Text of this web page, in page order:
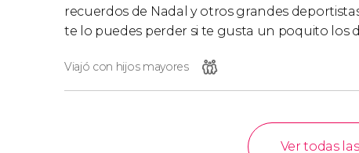
recuerdos de Nadal y otros grandes
te lo puedes perder si te gusta un poquito los
Viajó con hijos mayores
Ver todas